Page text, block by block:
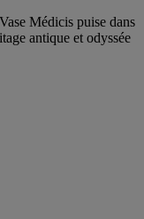
Médicis puise dans
antique et odyssée